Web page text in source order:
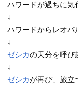
ハワードが過ちに
↓
ハワードからレオパ
↓
ゼシカの天分を呼び
↓
ゼシカが再び、旅立